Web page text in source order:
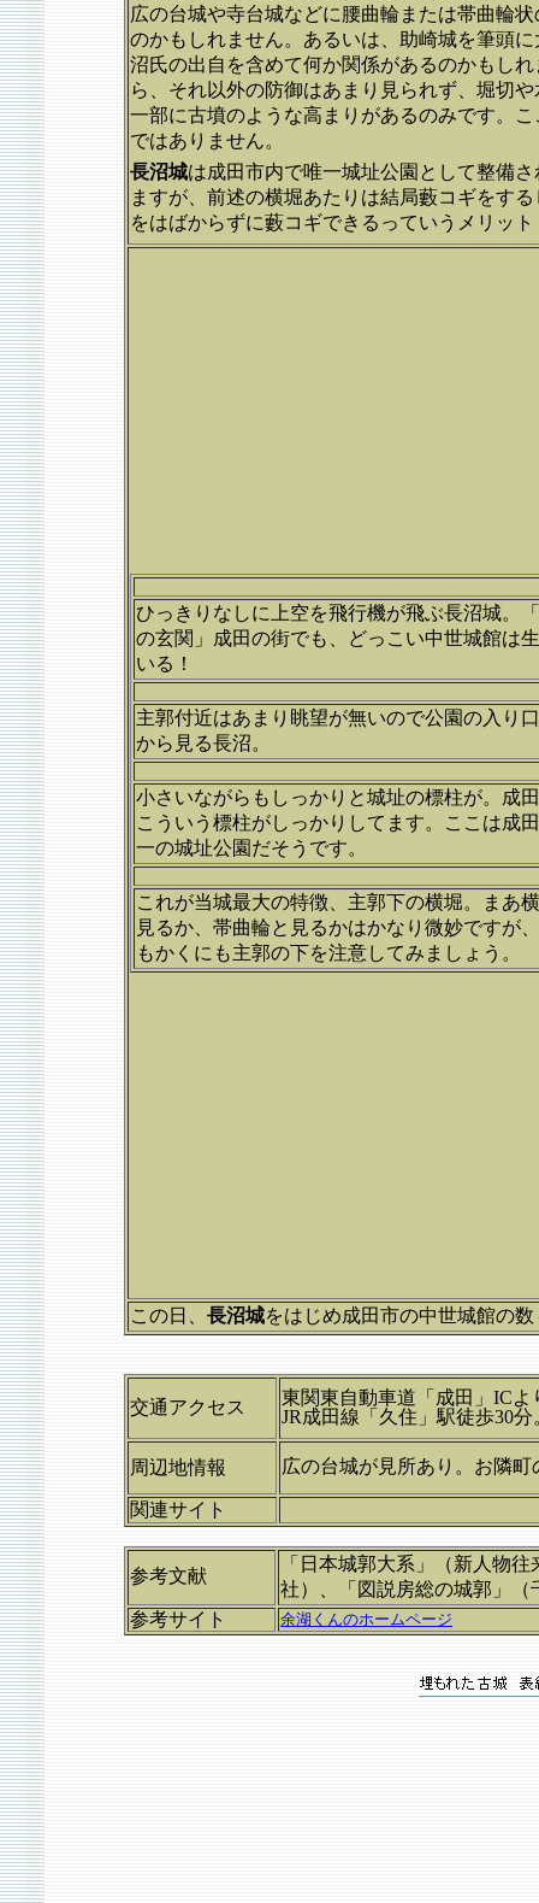
広の台城や寺台城などに腰曲輪または帯曲輪
のかもしれません。あるいは、助崎城を筆頭
沼氏の出自を含めて何か関係があるのかもし
ら、それ以外の防御はあまり見られず、堀切
一部に古墳のような高まりがあるのみです。
ではありません。
長沼城は成田市内で唯一城址公園として整備
ますが、前述の横堀あたりは結局藪コギをす
をはばからずに藪コギできるっていうメリッ
ひっきりなしに上空を飛行機が飛ぶ長沼城。
の玄関」成田の街でも、どっこい中世城館は
いる！
主郭付近はあまり眺望が無いので公園の入り
から見る長沼。
小さいながらもしっかりと城址の標柱が。成
こういう標柱がしっかりしてます。ここは成
一の城址公園だそうです。
これが当城最大の特徴、主郭下の横堀。まあ
見るか、帯曲輪と見るかはかなり微妙ですが
もかくにも主郭の下を注意してみましょう。
この日、 長沼城をはじめ成田市の中世城館の
交通アクセス
東関東自動車道「成田」ICよ
JR成田線「久住」駅徒歩30分
周辺地情報 広の台城が見所あり。お隣
関連サイト
参考文献
「日本城郭大系」（新人物
社）、「図説房総の城郭」
参考サイト
余湖くんのホームページ